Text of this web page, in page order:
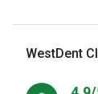
WestDent